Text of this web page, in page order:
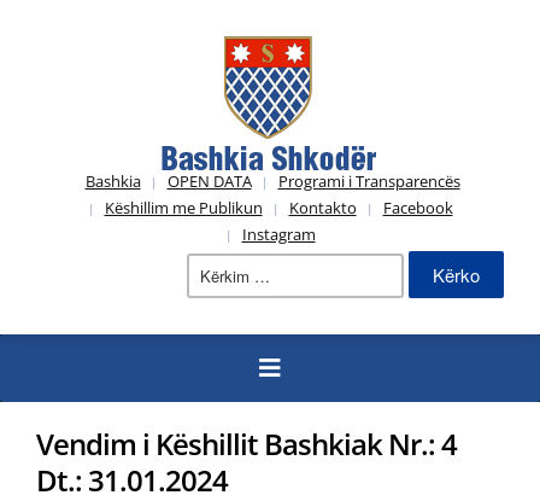
Bashkia OPEN DATA
Programi i Transparencës
Këshillim me Publikun
Kontakto
Facebook
Instagram
Kërko
Vendim i Këshillit Bashkiak Nr.: 4
Dt.: 31.01.2024